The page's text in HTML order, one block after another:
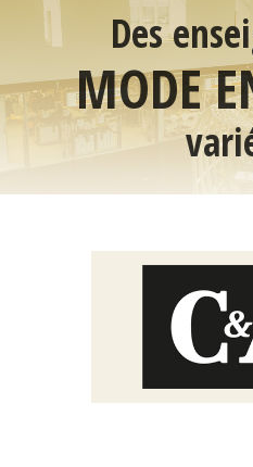
Des
MODE
C'est par